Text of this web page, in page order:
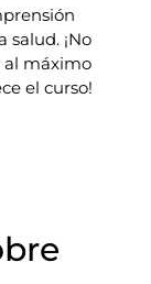
¡No
al máximo
el curso!